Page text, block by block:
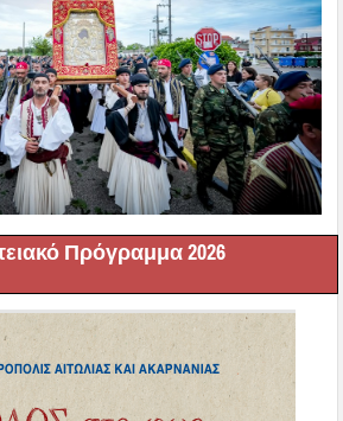
Πρόγραμμα 2026